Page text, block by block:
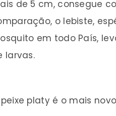
de 5 cm, consegue
o lebiste,
em todo País,
larvas.
peixe platy é o mais